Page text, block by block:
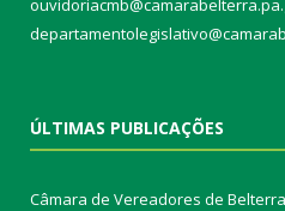
ÚLTIMAS PUBLICAÇÕES
Câmara de Vereadores de